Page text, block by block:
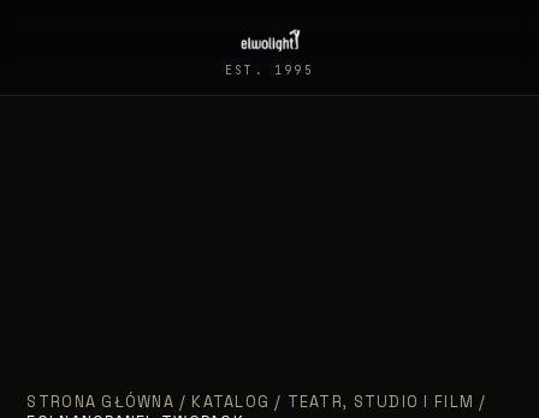
EST. 1995
STRONA GŁÓWNA / KATALOG / TEATR, STUDIO I FILM /